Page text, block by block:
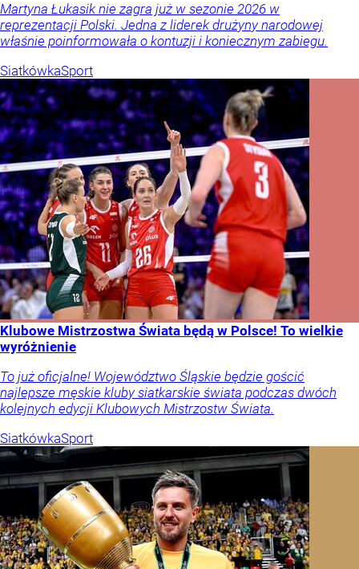
Martyna Łukasik nie zagra już w sezonie 2026 w
reprezentacji Polski. Jedna z liderek drużyny narodowej
właśnie poinformowała o kontuzji i koniecznym zabiegu.
SiatkówkaSport
Klubowe Mistrzostwa Świata będą w Polsce! To wielkie
wyróżnienie
To już oficjalne! Województwo Śląskie będzie gościć
najlepsze męskie kluby siatkarskie świata podczas dwóch
kolejnych edycji Klubowych Mistrzostw Świata.
SiatkówkaSport